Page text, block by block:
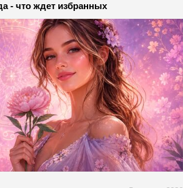
- что ждет избранных